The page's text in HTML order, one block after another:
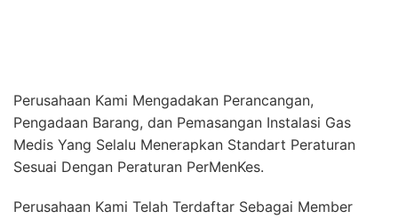
Perusahaan Kami Mengadakan Perancangan,
Pengadaan Barang, dan Pemasangan Instalasi Gas
Medis Yang Selalu Menerapkan Standart Peraturan
Sesuai Dengan Peraturan PerMenKes.
Perusahaan Kami Telah Terdaftar Sebagai Member